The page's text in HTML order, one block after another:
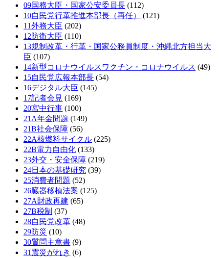
09国務大臣・国家公安委員長 (112)
10自民党行革推進本部長（再任）
(121)
11外務大臣 (202)
12防衛大臣 (110)
13規制改革・行革・国家公務員制度・沖縄北方担当大
臣 (107)
14新型コロナウイルスワクチン・コロナウイルス (49)
15自民党広報本部長 (54)
16デジタル大臣 (145)
17記者会見 (169)
20宮中行事 (100)
21A年金問題 (149)
21B社会保障 (56)
22A核燃料サイクル (225)
22B電力自由化 (133)
23外交・安全保障 (219)
24日本の基礎研究 (39)
25消費者問題 (52)
26臓器移植法案 (125)
27A財政再建 (65)
27B税制 (37)
28自民党改革 (48)
29防災 (10)
30質問主意書 (9)
31震災がれき (6)